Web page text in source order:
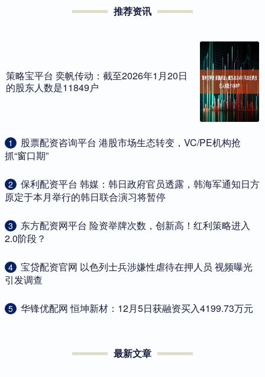
推荐资讯
策略宝平台 奕帆传动：截至2026年1月20日
的股东人数是11849户
1
​股票配资咨询平台 港股市场生态转变，VC/PE机构抢
抓“窗口期”
2
​保利配资平台 韩媒：韩日政府官员透露，韩海军通知日方
原定于本月举行的韩日联合演习将暂停
3
​东方配资网平台 险资举牌次数，创新高！红利策略进入
2.0阶段？
4
​宝贷配资官网 以色列士兵涉嫌性虐待在押人员 视频曝光
引发调查
5 ​华锋优配网 恒坤新材：12月5日获融资买入4199.73万元
最新文章